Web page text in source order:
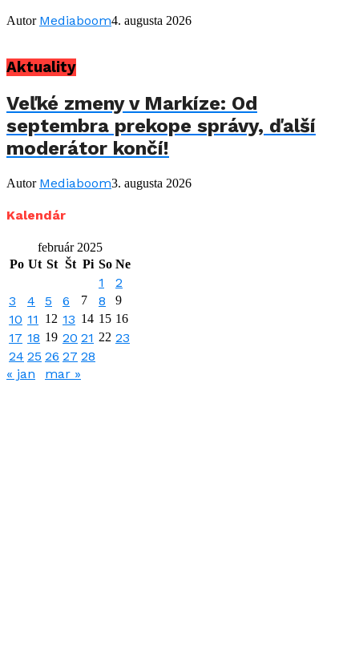
Autor Mediaboom4. augusta 2026
Aktuality
Veľké zmeny v Markíze: Od
septembra prekope správy, ďalší
moderátor končí!
Autor Mediaboom3. augusta 2026
Kalendár
február 2025
Po Ut St Št Pi So Ne
1
2
3
4 5 6 7 8 9
10 11 12 13 14 15 16
17 18 19 20 21 22 23
24 25 26 27 28
« jan
mar »